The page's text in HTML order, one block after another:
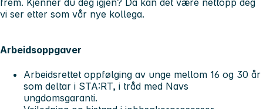
frem. Kjenner du deg igjen? Da kan det være nettopp deg
vi ser etter som vår nye kollega.
Arbeidsoppgaver
Arbeidsrettet oppfølging av unge mellom 16 og 30 år
som deltar i STA:RT, i tråd med Navs
ungdomsgaranti.